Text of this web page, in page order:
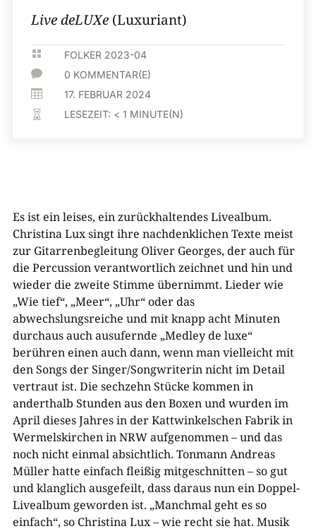
Live deLUXe (Luxuriant)
 FOLKER 2023-04
 0 KOMMENTAR(E)
 17. FEBRUAR 2024
 LESEZEIT: < 1 MINUTE(N)
Es ist ein leises, ein zurückhaltendes Livealbum.
Christina Lux singt ihre nachdenklichen Texte meist
zur Gitarrenbegleitung Oliver Georges, der auch für
die Percussion verantwortlich zeichnet und hin und
wieder die zweite Stimme übernimmt. Lieder wie
„Wie tief“, „Meer“, „Uhr“ oder das
abwechslungsreiche und mit knapp acht Minuten
durchaus auch ausufernde „Medley de luxe“
berühren einen auch dann, wenn man vielleicht mit
den Songs der Singer/Songwriterin nicht im Detail
vertraut ist. Die sechzehn Stücke kommen in
anderthalb Stunden aus den Boxen und wurden im
April dieses Jahres in der Kattwinkelschen Fabrik in
Wermelskirchen in NRW aufgenommen – und das
noch nicht einmal absichtlich. Tonmann Andreas
Müller hatte einfach fleißig mitgeschnitten – so gut
und klanglich ausgefeilt, dass daraus nun ein Doppel-
Livealbum geworden ist. „Manchmal geht es so
einfach“, so Christina Lux – wie recht sie hat. Musik